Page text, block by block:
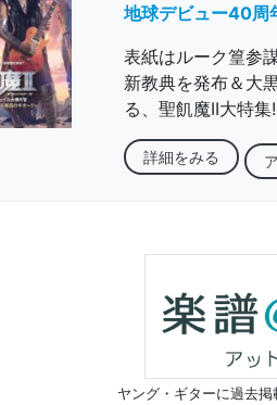
地球デビュー40周
表紙はルーク篁参
新教典を発布＆大
る、聖飢魔II大特集
詳細をみる
ヤング・ギターに過去掲